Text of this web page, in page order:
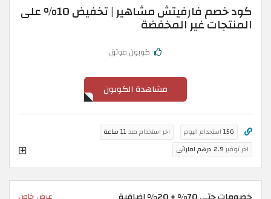
كود خصم فارفيتش مشاهير | تخفيض 10% على
المنتجات غير المخفضة
كوبون موثق
مشاهدة الكوبون
156 استخدام اليوم اخر استخدام منذ11 ساعة
اخر توفير 2.9 درهم اماراتي